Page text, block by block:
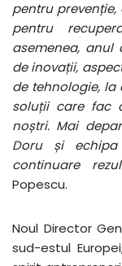
pentru
pentru
asemenea, anul
de inovații,
de tehnologie, la
soluții care fac
noștri. Mai
Doru și
continuare
Popescu.
Noul Director
sud-estul